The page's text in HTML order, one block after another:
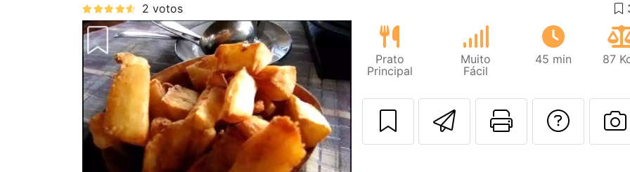
Prato
Principal
Muito
Fácil
45 min 87
Enviar esta
Imprima